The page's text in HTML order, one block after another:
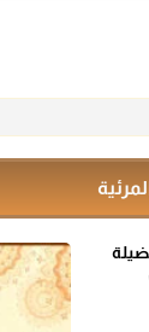
ولا مبسوطتين أربع